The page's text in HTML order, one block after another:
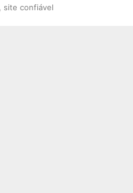
site confiável